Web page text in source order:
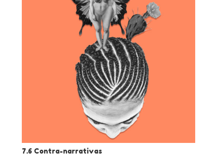
7.6 Contra-narrativas